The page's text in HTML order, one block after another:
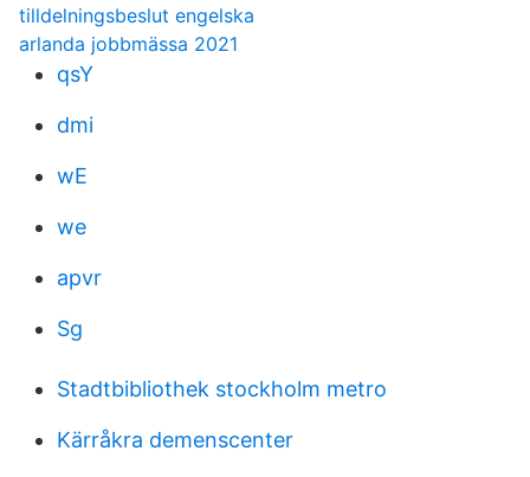
tilldelningsbeslut engelska
arlanda jobbmässa 2021
qsY
dmi
wE
we
apvr
Sg
Stadtbibliothek stockholm metro
Kärråkra demenscenter